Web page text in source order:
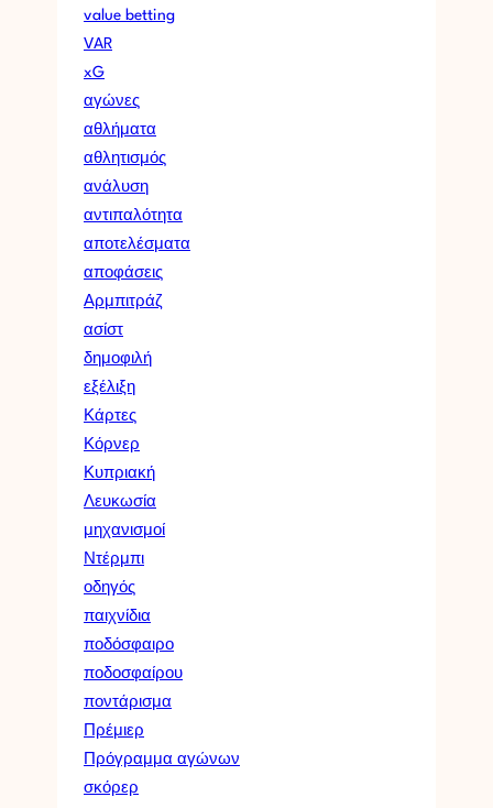
value betting
VAR
xG
αγώνες
αθλήματα
αθλητισμός
ανάλυση
αντιπαλότητα
αποτελέσματα
αποφάσεις
Αρμπιτράζ
ασίστ
δημοφιλή
εξέλιξη
Κάρτες
Κόρνερ
Κυπριακή
Λευκωσία
μηχανισμοί
Ντέρμπι
οδηγός
παιχνίδια
ποδόσφαιρο
ποδοσφαίρου
ποντάρισμα
Πρέμιερ
Πρόγραμμα αγώνων
σκόρερ